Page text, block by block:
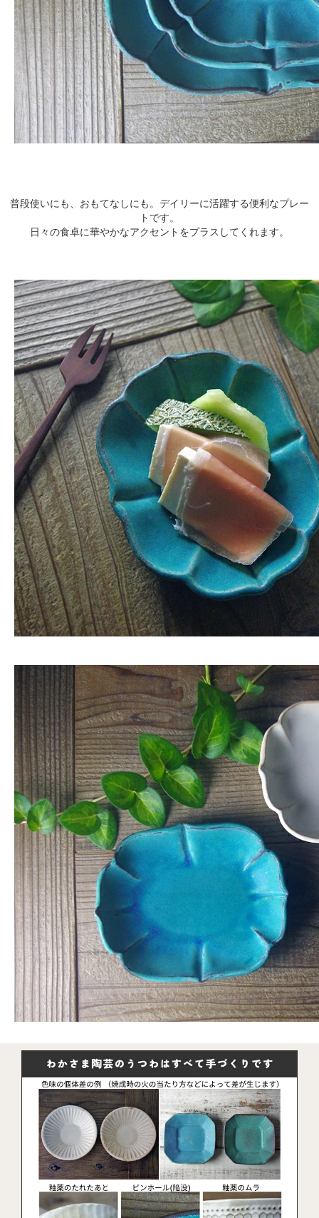
普段使いにも、おもてなしにも。デイリーに活躍する便利なプレー
トです。
日々の食卓に華やかなアクセントをプラスしてくれます。